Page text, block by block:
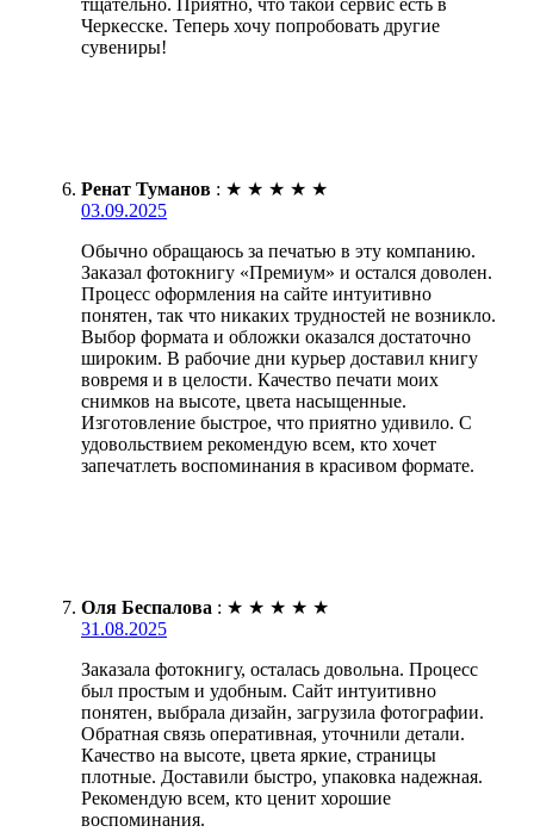
тщательно. Приятно, что такой сервис есть в
Черкесске. Теперь хочу попробовать другие
сувениры!
Ренат Туманов : ★ ★ ★ ★ ★
03.09.2025
Обычно обращаюсь за печатью в эту компанию.
Заказал фотокнигу «Премиум» и остался доволен.
Процесс оформления на сайте интуитивно
понятен, так что никаких трудностей не возникло.
Выбор формата и обложки оказался достаточно
широким. В рабочие дни курьер доставил книгу
вовремя и в целости. Качество печати моих
снимков на высоте, цвета насыщенные.
Изготовление быстрое, что приятно удивило. С
удовольствием рекомендую всем, кто хочет
запечатлеть воспоминания в красивом формате.
Оля Беспалова : ★ ★ ★ ★ ★
31.08.2025
Заказала фотокнигу, осталась довольна. Процесс
был простым и удобным. Сайт интуитивно
понятен, выбрала дизайн, загрузила фотографии.
Обратная связь оперативная, уточнили детали.
Качество на высоте, цвета яркие, страницы
плотные. Доставили быстро, упаковка надежная.
Рекомендую всем, кто ценит хорошие
воспоминания.